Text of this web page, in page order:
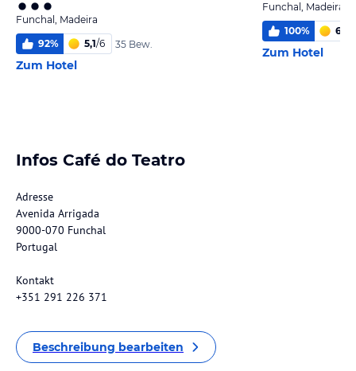
Funchal, Madeira
92% 5,1/6 35 Bew.
Zum Hotel
Funchal, Madeira
100% 6,0
Zum Hotel
Infos Café do Teatro
Adresse
Avenida Arrigada
9000-070 Funchal
Portugal
Kontakt
+351 291 226 371
Beschreibung bearbeiten